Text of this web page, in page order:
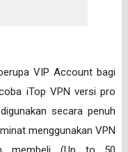
VIP Account bagi
iTop VPN versi pro
secara penuh
menggunakan VPN